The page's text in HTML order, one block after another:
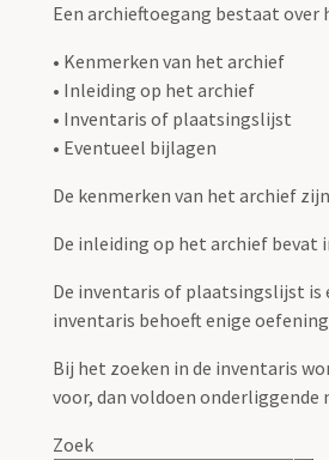
Een archieftoegang bestaat over
• Kenmerken van het archief
• Inleiding op het archief
• Inventaris of plaatsingslijst
• Eventueel bijlagen
De kenmerken van het archief
De inleiding op het archief bevat
De inventaris of plaatsingslijst is
inventaris behoeft enige
Bij het zoeken in de inventaris
voor, dan voldoen onderliggende
Zoek